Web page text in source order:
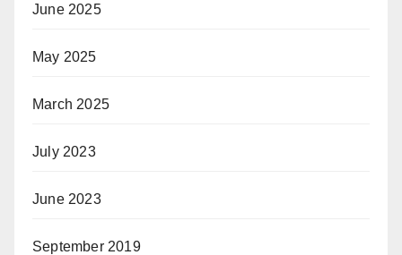
June 2025
May 2025
March 2025
July 2023
June 2023
September 2019